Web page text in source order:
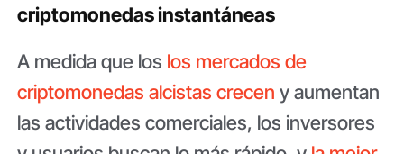
criptomonedas instantáneas
A medida que los los mercados de
criptomonedas alcistas crecen y aumentan
las actividades comerciales, los inversores